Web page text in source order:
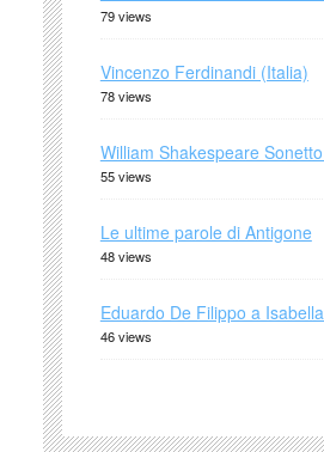
79 views
Vincenzo Ferdinandi (Italia)
78 views
William Shakespeare
55 views
Le ultime parole di Antigone
48 views
Eduardo De Filippo a
46 views